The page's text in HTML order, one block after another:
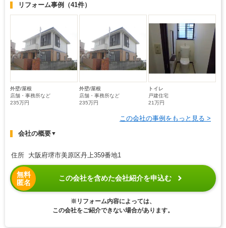
リフォーム事例 （41件）
外壁/屋根
店舗・事務所など
235万円
外壁/屋根
店舗・事務所など
235万円
トイレ
戸建住宅
21万円
この会社の事例をもっと見る >
会社の概要▼
住所 大阪府堺市美原区丹上359番地1
無料
匿名
この会社を含めた会社紹介を申込む
※リフォーム内容によっては、
この会社をご紹介できない場合があります。